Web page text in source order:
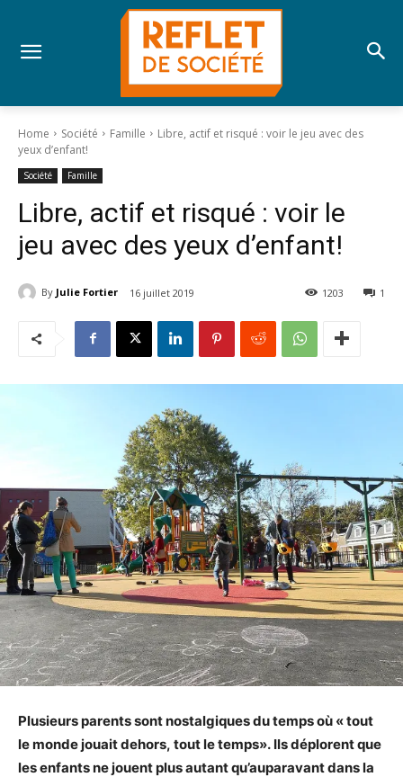
Home Société Famille
Libre, actif et risqué : voir le jeu avec des
yeux d’enfant!
Société Famille
Libre, actif et risqué : voir le
jeu avec des yeux d’enfant!
By Julie Fortier 16 juillet 2019 1
1203
Plusieurs parents sont nostalgiques du temps où « tout
le monde jouait dehors, tout le temps». Ils déplorent que
les enfants ne jouent plus autant qu’auparavant dans la